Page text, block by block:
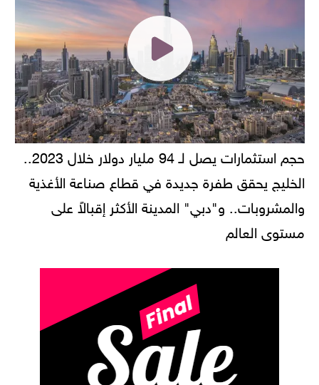
حجم استثمارات يصل لـ 94 مليار دولار خلال 2023..
الخليج يحقق طفرة جديدة في قطاع صناعة الأغذية
والمشروبات.. و"دبي" المدينة الأكثر إقبالاً على
مستوى العالم